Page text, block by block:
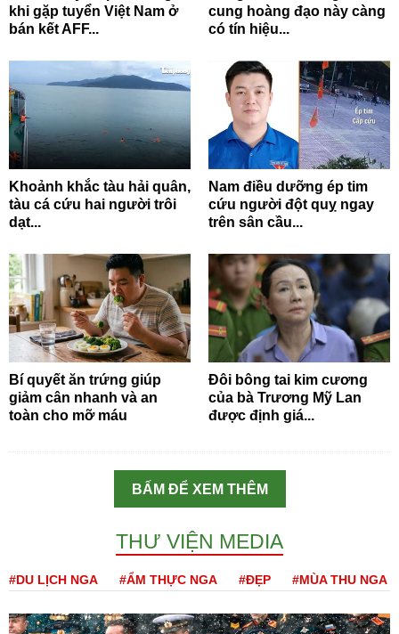
khi gặp tuyển Việt Nam ở
bán kết AFF...
cung hoàng đạo này càng
có tín hiệu...
Khoảnh khắc tàu hải quân,
tàu cá cứu hai người trôi
dạt...
Nam điều dưỡng ép tim
cứu người đột quỵ ngay
trên sân cầu...
Bí quyết ăn trứng giúp
giảm cân nhanh và an
toàn cho mỡ máu
Đôi bông tai kim cương
của bà Trương Mỹ Lan
được định giá...
BẤM ĐỂ XEM THÊM
THƯ VIỆN MEDIA
#DU LỊCH NGA #ẨM THỰC NGA #ĐẸP #MÙA THU NGA